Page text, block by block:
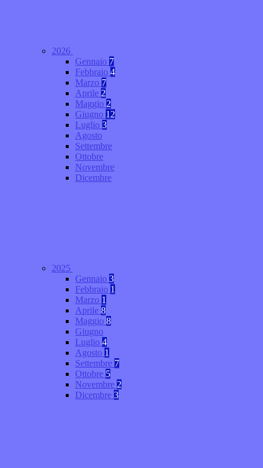
2026
Gennaio 7
Febbraio 4
Marzo 7
Aprile 2
Maggio 2
Giugno 12
Luglio 3
Agosto
Settembre
Ottobre
Novembre
Dicembre
2025
Gennaio 3
Febbraio 1
Marzo 1
Aprile 8
Maggio 8
Giugno
Luglio 4
Agosto 1
Settembre 7
Ottobre 5
Novembre 2
Dicembre 3